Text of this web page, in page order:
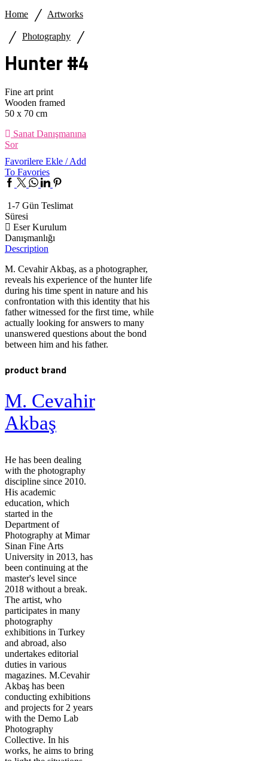
Home / Artworks
/ Photography /
Hunter #4
Fine art print
Wooden framed
50 x 70 cm
Sanat Danışmanına
Sor
Favorilere Ekle / Add
To Favories
Facebook
Twitter
Whatsapp
Linkedin
Pinterest
1-7 Gün Teslimat
Süresi
Eser Kurulum
Danışmanlığı
Description
M. Cevahir Akbaş, as a photographer,
reveals his experience of the hunter life
during his time spent in nature and his
confrontation with this identity that his
father witnessed for the first time, while
actually looking for answers to many
unanswered questions about the bond
between him and his father.
product brand
M. Cevahir
Akbaş
He has been dealing
with the photography
discipline since 2010.
His academic
education, which
started in the
Department of
Photography at Mimar
Sinan Fine Arts
University in 2013, has
been continuing at the
master's level since
2018 without a break.
The artist, who
participates in many
photography
exhibitions in Turkey
and abroad, also
undertakes editorial
duties in various
magazines. M.Cevahir
Akbaş has been
conducting exhibitions
and projects for 2 years
with the Demo Lab
Photography
Collective. In his
works, he aims to bring